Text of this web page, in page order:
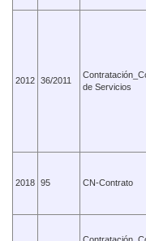
2012 36/2011
de Servicios
2018 95 CN-Contrato